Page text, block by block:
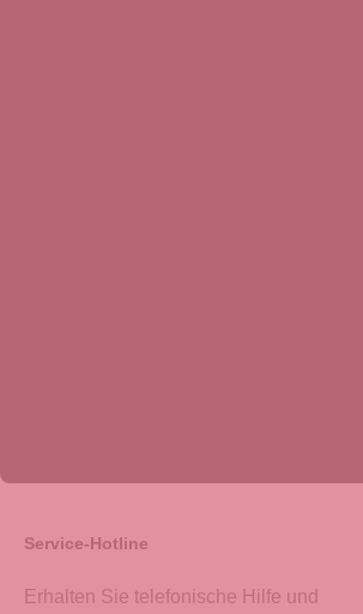
Service-Hotline
Erhalten Sie telefonische Hilfe und